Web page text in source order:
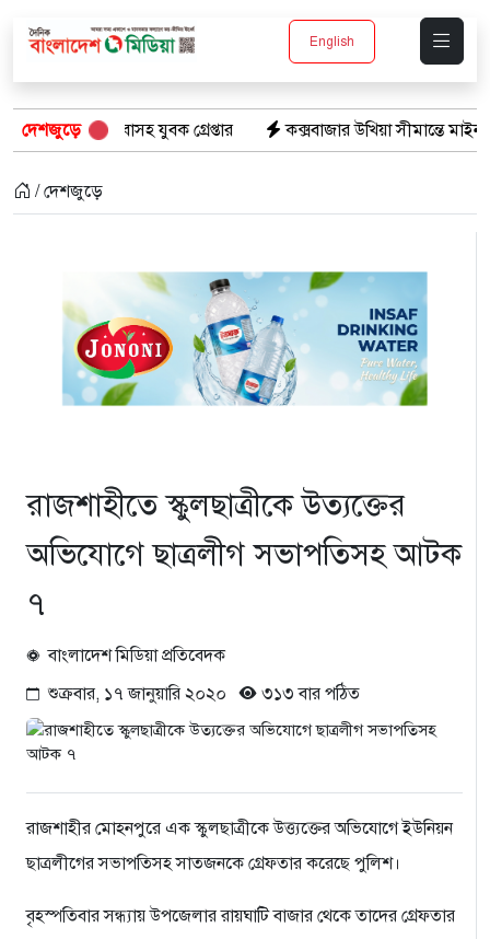
English
দেশজুড়ে
যুবক গ্রেপ্তার কক্সবাজার উখিয়া সীমান্তে মাইন বিস্ফোরণে
/ দেশজুড়ে
রাজশাহীতে স্কুলছাত্রীকে উত্যক্তের
অভিযোগে ছাত্রলীগ সভাপতিসহ আটক
৭
বাংলাদেশ মিডিয়া প্রতিবেদক
শুক্রবার, ১৭ জানুয়ারি ২০২০
৩১৩ বার পঠিত
রাজশাহীর মোহনপুরে এক স্কুলছাত্রীকে উত্ত্যক্তের অভিযোগে ইউনিয়ন
ছাত্রলীগের সভাপতিসহ সাতজনকে গ্রেফতার করেছে পুলিশ।
বৃহস্পতিবার সন্ধ্যায় উপজেলার রায়ঘাটি বাজার থেকে তাদের গ্রেফতার